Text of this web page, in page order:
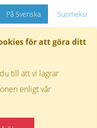
för att göra ditt
till att vi lagrar
enligt vår
På Svenska Suomeksi